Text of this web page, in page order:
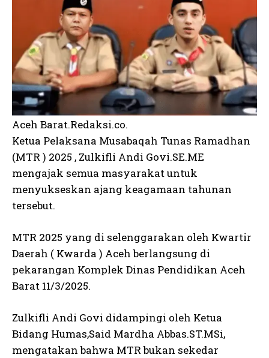
Aceh Barat.Redaksi.co.
Ketua Pelaksana Musabaqah Tunas Ramadhan
(MTR ) 2025 , Zulkifli Andi Govi.SE.ME
mengajak semua masyarakat untuk
menyukseskan ajang keagamaan tahunan
tersebut.
MTR 2025 yang di selenggarakan oleh Kwartir
Daerah ( Kwarda ) Aceh berlangsung di
pekarangan Komplek Dinas Pendidikan Aceh
Barat 11/3/2025.
Zulkifli Andi Govi didampingi oleh Ketua
Bidang Humas,Said Mardha Abbas.ST.MSi,
mengatakan bahwa MTR bukan sekedar